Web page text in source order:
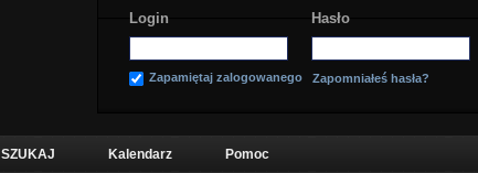
Login Hasło
Zapamiętaj zalogowanego Zapomniałeś hasła?
SZUKAJ Kalendarz Pomoc